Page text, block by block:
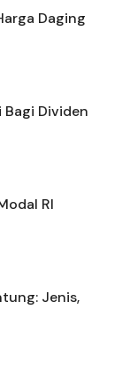
Daging
Bagi Dividen
RI
Jenis,